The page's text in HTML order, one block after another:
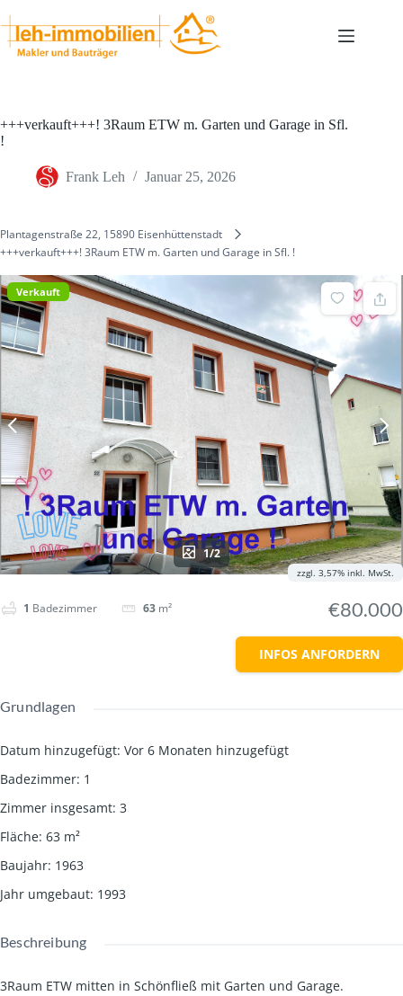
Inhalt
springen
+++verkauft+++! 3Raum ETW m. Garten und Garage in Sfl.
!
Frank Leh Januar 25, 2026
Plantagenstraße 22, 15890 Eisenhüttenstadt
+++verkauft+++! 3Raum ETW m. Garten und Garage in Sfl. !
Verkauft
1/2
1 Badezimmer 63 m² €80.000
zzgl. 3,57% inkl. MwSt.
INFOS ANFORDERN
Grundlagen
Datum hinzugefügt: Vor 6 Monaten hinzugefügt
Badezimmer: 1
Zimmer insgesamt: 3
Fläche: 63 m²
Baujahr: 1963
Jahr umgebaut: 1993
Beschreibung
3Raum ETW mitten in Schönfließ mit Garten und Garage.